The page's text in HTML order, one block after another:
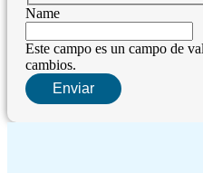
Name
Este campo es un campo de
cambios.